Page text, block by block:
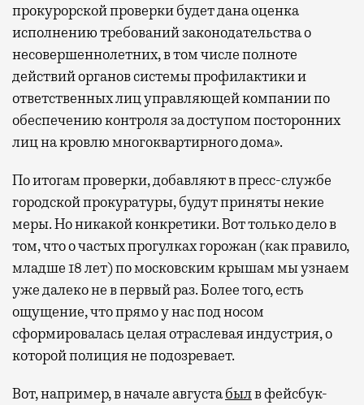
прокурорской проверки будет дана оценка
исполнению требований законодательства о
несовершеннолетних, в том числе полноте
действий органов системы профилактики и
ответственных лиц управляющей компании по
обеспечению контроля за доступом посторонних
лиц на кровлю многоквартирного дома».
По итогам проверки, добавляют в пресс-службе
городской прокуратуры, будут приняты некие
меры. Но никакой конкретики. Вот только дело в
том, что о частых прогулках горожан (как правило,
младше 18 лет) по московским крышам мы узнаем
уже далеко не в первый раз. Более того, есть
ощущение, что прямо у нас под носом
сформировалась целая отраслевая индустрия, о
которой полиция не подозревает.
Вот, например, в начале августабылв фейсбук-